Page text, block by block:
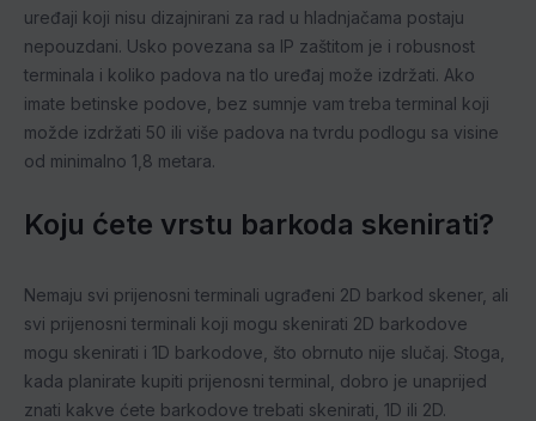
uređaji koji nisu dizajnirani za rad u hladnjačama postaju
nepouzdani. Usko povezana sa IP zaštitom je i robusnost
terminala i koliko padova na tlo uređaj može izdržati. Ako
imate betinske podove, bez sumnje vam treba terminal koji
možde izdržati 50 ili više padova na tvrdu podlogu sa visine
od minimalno 1,8 metara.
Koju ćete vrstu barkoda skenirati?
Nemaju svi prijenosni terminali ugrađeni 2D barkod skener, ali
svi prijenosni terminali koji mogu skenirati 2D barkodove
mogu skenirati i 1D barkodove, što obrnuto nije slučaj. Stoga,
kada planirate kupiti prijenosni terminal, dobro je unaprijed
znati kakve ćete barkodove trebati skenirati, 1D ili 2D.